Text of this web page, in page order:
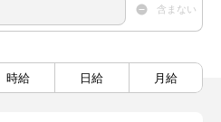
含まない
時給 日給 月給